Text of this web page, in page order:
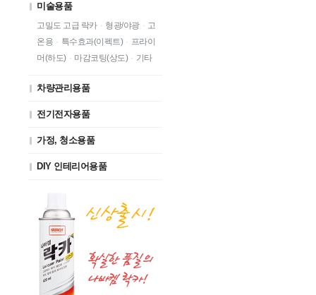
미술용품
고밀도 고급 락카 · 형광/야광 · 고
온용 · 특수효과(이펙트) · 프라이
머(하도) · 마감코팅(상도) · 기타
차량관리용품
전기전자용품
가정, 청소용품
DIY 인테리어용품